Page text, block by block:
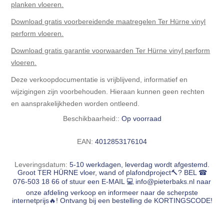
planken vloeren.
Download gratis voorbereidende maatregelen Ter Hürne vinyl
perform vloeren.
Download gratis garantie voorwaarden Ter Hürne vinyl perform
vloeren.
Deze verkoopdocumentatie is vrijblijvend, informatief en
wijzigingen zijn voorbehouden. Hieraan kunnen geen rechten
en aansprakelijkheden worden ontleend.
Beschikbaarheid:: Op voorraad
EAN: 4012853176104
Leveringsdatum: 5-10 werkdagen, leverdag wordt afgestemd.
Groot TER HÜRNE vloer, wand of plafondproject🔨? BEL ☎
076-503 18 66 of stuur een E-MAIL 💻 info@pieterbaks.nl naar
onze afdeling verkoop en informeer naar de scherpste
internetprijs🔥! Ontvang bij een bestelling de KORTINGSCODE!